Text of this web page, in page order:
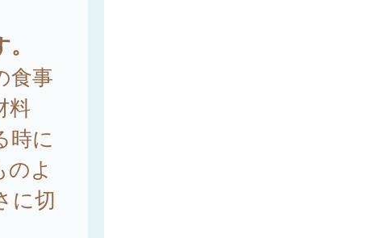
食事
料
時に
よ
に切